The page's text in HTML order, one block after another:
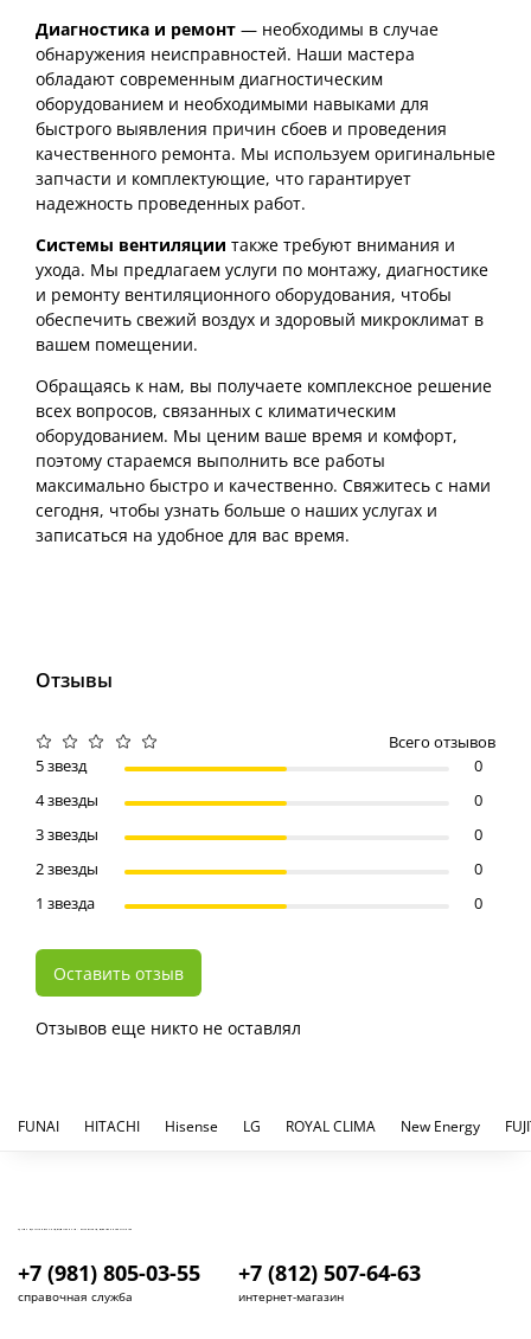
Диагностика и ремонт — необходимы в случае
обнаружения неисправностей. Наши мастера
обладают современным диагностическим
оборудованием и необходимыми навыками для
быстрого выявления причин сбоев и проведения
качественного ремонта. Мы используем оригинальные
запчасти и комплектующие, что гарантирует
надежность проведенных работ.
Системы вентиляции также требуют внимания и
ухода. Мы предлагаем услуги по монтажу, диагностике
и ремонту вентиляционного оборудования, чтобы
обеспечить свежий воздух и здоровый микроклимат в
вашем помещении.
Обращаясь к нам, вы получаете комплексное решение
всех вопросов, связанных с климатическим
оборудованием. Мы ценим ваше время и комфорт,
поэтому стараемся выполнить все работы
максимально быстро и качественно. Свяжитесь с нами
сегодня, чтобы узнать больше о наших услугах и
записаться на удобное для вас время.
Отзывы
Отзывов еще никто не оставлял
Всего отзывов
5 звезд
0
4 звезды
0
3 звезды
0
2 звезды
0
1 звезда
0
Оставить отзыв
FUNAI HITACHI Hisense LG ROYAL CLIMA New Energy
+7 (981) 805-03-55
справочная служба
+7 (812) 507-64-63
интернет-магазин